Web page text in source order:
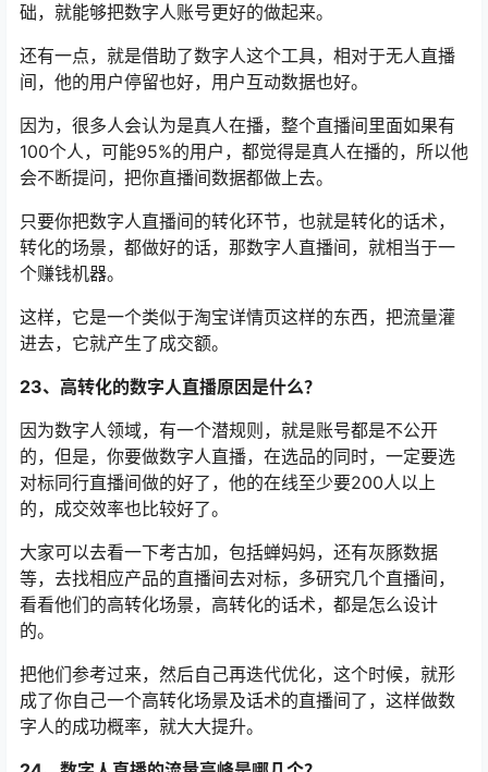
础，就能够把数字人账号更好的做起来。
还有一点，就是借助了数字人这个工具，相对于无人直播
间，他的用户停留也好，用户互动数据也好。
因为，很多人会认为是真人在播，整个直播间里面如果有
100个人，可能95%的用户，都觉得是真人在播的，所以他
会不断提问，把你直播间数据都做上去。
只要你把数字人直播间的转化环节，也就是转化的话术，
转化的场景，都做好的话，那数字人直播间，就相当于一
个赚钱机器。
这样，它是一个类似于淘宝详情页这样的东西，把流量灌
进去，它就产生了成交额。
23、高转化的数字人直播原因是什么？
因为数字人领域，有一个潜规则，就是账号都是不公开
的，但是，你要做数字人直播，在选品的同时，一定要选
对标同行直播间做的好了，他的在线至少要200人以上
的，成交效率也比较好了。
大家可以去看一下考古加，包括蝉妈妈，还有灰豚数据
等，去找相应产品的直播间去对标，多研究几个直播间，
看看他们的高转化场景，高转化的话术，都是怎么设计
的。
把他们参考过来，然后自己再迭代优化，这个时候，就形
成了你自己一个高转化场景及话术的直播间了，这样做数
字人的成功概率，就大大提升。